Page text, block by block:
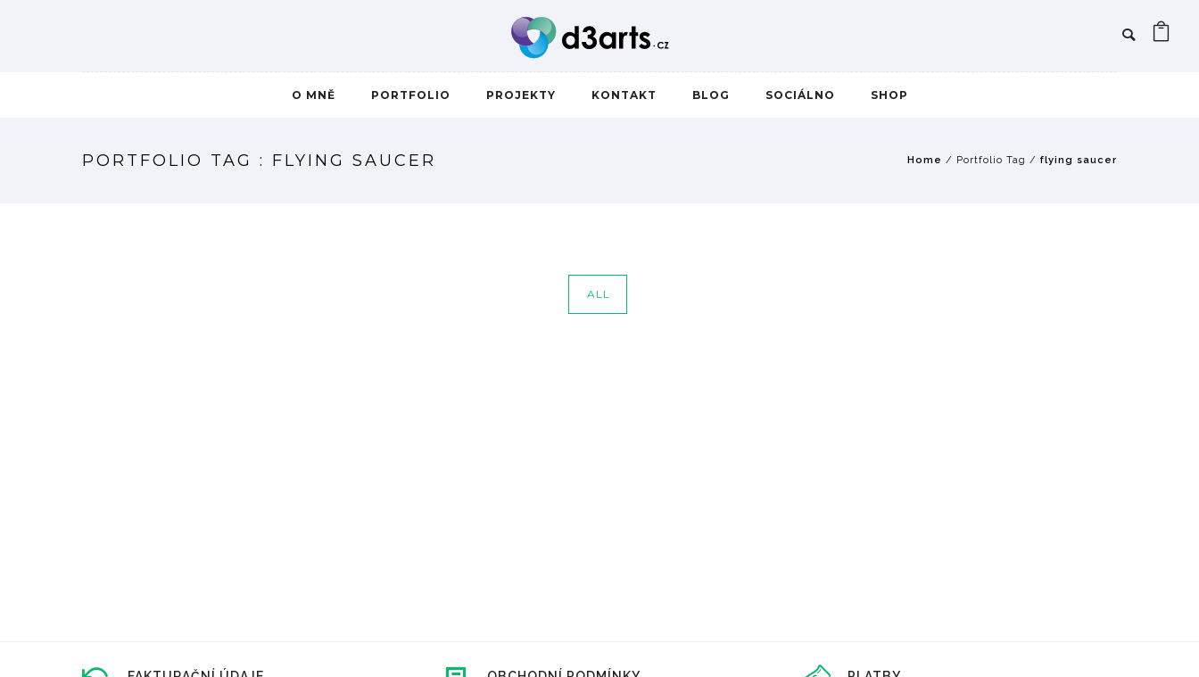
O MNĚ PORTFOLIO PROJEKTY KONTAKT BLOG SOCIÁLNO SHOP
PORTFOLIO TAG : FLYING SAUCER Home / Portfolio Tag / flying saucer
ALL